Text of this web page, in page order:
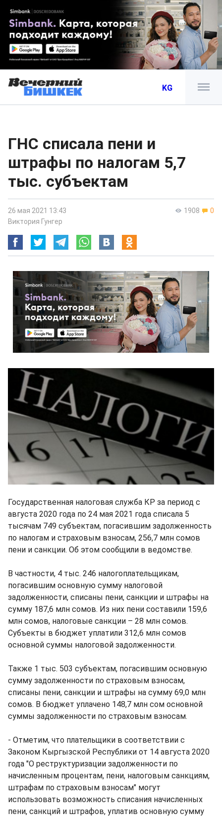
KG
ГНС списала пени и
штрафы по налогам 5,7
тыс. субъектам
1908 0
26 мая 2021 13:43
Виктория Гунгер
Государственная налоговая служба КР за период с
августа 2020 года по 24 мая 2021 года списала 5
тысячам 749 субъектам, погасившим задолженность
по налогам и страховым взносам, 256,7 млн сомов
пени и санкции. Об этом сообщили в ведомстве.
В частности, 4 тыс. 246 налогоплательщикам,
погасившим основную сумму налоговой
задолженности, списаны пени, санкции и штрафы на
сумму 187,6 млн сомов. Из них пени составили 159,6
млн сомов, налоговые санкции – 28 млн сомов.
Субъекты в бюджет уплатили 312,6 млн сомов
основной суммы налоговой задолженности.
Также 1 тыс. 503 субъектам, погасившим основную
сумму задолженности по страховым взносам,
списаны пени, санкции и штрафы на сумму 69,0 млн
сомов. В бюджет уплачено 148,7 млн сом основной
суммы задолженности по страховым взносам.
- Отметим, что плательщики в соответствии с
Законом Кыргызской Республики от 14 августа 2020
года "О реструктуризации задолженности по
начисленным процентам, пени, налоговым санкциям,
штрафам по страховым взносам" могут
использовать возможность списания начисленных
пени, санкций и штрафов, уплатив основную сумму